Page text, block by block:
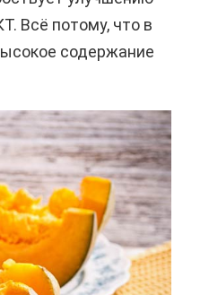
Всё потому, что в
содержание